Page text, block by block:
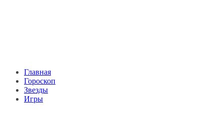
Главная
Гороскоп
Звезды
Игры